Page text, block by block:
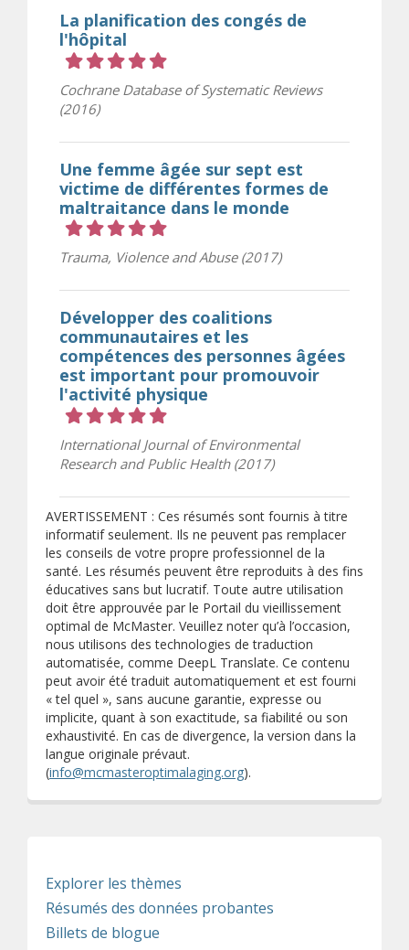
La planification des congés de
l'hôpital
Cochrane Database of Systematic Reviews
(2016)
Une femme âgée sur sept est
victime de différentes formes de
maltraitance dans le monde
Trauma, Violence and Abuse (2017)
Développer des coalitions
communautaires et les
compétences des personnes âgées
est important pour promouvoir
l'activité physique
International Journal of Environmental
Research and Public Health (2017)
AVERTISSEMENT : Ces résumés sont fournis à titre
informatif seulement. Ils ne peuvent pas remplacer
les conseils de votre propre professionnel de la
santé. Les résumés peuvent être reproduits à des fins
éducatives sans but lucratif. Toute autre utilisation
doit être approuvée par le Portail du vieillissement
optimal de McMaster. Veuillez noter qu’à l’occasion,
nous utilisons des technologies de traduction
automatisée, comme DeepL Translate. Ce contenu
peut avoir été traduit automatiquement et est fourni
« tel quel », sans aucune garantie, expresse ou
implicite, quant à son exactitude, sa fiabilité ou son
exhaustivité. En cas de divergence, la version dans la
langue originale prévaut.
(info@mcmasteroptimalaging.org).
Explorer les thèmes
Résumés des données probantes
Billets de blogue